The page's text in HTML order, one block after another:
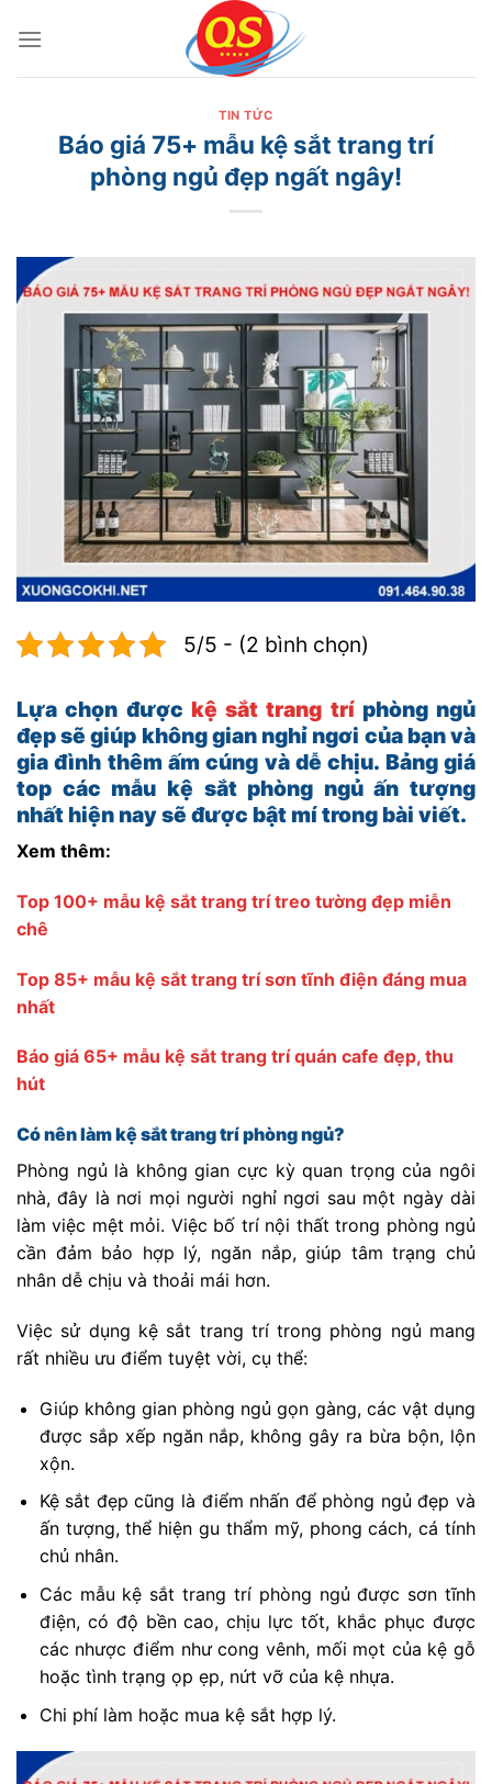
qua
TIN TỨC
Báo giá 75+ mẫu kệ sắt trang trí
phòng ngủ đẹp ngất ngây!
5/5 - (2 bình chọn)
Lựa chọn được kệ sắt trang tríphòng ngủ
đẹp sẽ giúp không gian nghỉ ngơi của bạn và
gia đình thêm ấm cúng và dễ chịu. Bảng giá
top các mẫu kệ sắt phòng ngủ ấn tượng
nhất hiện nay sẽ được bật mí trong bài viết.
Xem thêm:
Top 100+ mẫu kệ sắt trang trí treo tường đẹp miễn
chê
Top 85+ mẫu kệ sắt trang trí sơn tĩnh điện đáng mua
nhất
Báo giá 65+ mẫu kệ sắt trang trí quán cafe đẹp, thu
hút
Có nên làm kệ sắt trang trí phòng ngủ?
Phòng ngủ là không gian cực kỳ quan trọng của ngôi
nhà, đây là nơi mọi người nghỉ ngơi sau một ngày dài
làm việc mệt mỏi. Việc bố trí nội thất trong phòng ngủ
cần đảm bảo hợp lý, ngăn nắp, giúp tâm trạng chủ
nhân dễ chịu và thoải mái hơn.
Việc sử dụng kệ sắt trang trí trong phòng ngủ mang
rất nhiều ưu điểm tuyệt vời, cụ thể:
Giúp không gian phòng ngủ gọn gàng, các vật dụng
được sắp xếp ngăn nắp, không gây ra bừa bộn, lộn
xộn.
Kệ sắt đẹp cũng là điểm nhấn để phòng ngủ đẹp và
ấn tượng, thể hiện gu thẩm mỹ, phong cách, cá tính
chủ nhân.
Các mẫu kệ sắt trang trí phòng ngủ được sơn tĩnh
điện, có độ bền cao, chịu lực tốt, khắc phục được
các nhược điểm như cong vênh, mối mọt của kệ gỗ
hoặc tình trạng ọp ẹp, nứt vỡ của kệ nhựa.
Chi phí làm hoặc mua kệ sắt hợp lý.